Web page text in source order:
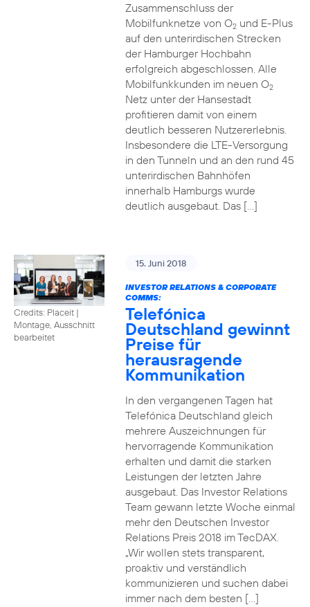
Zusammenschluss der
Mobilfunknetze von O2und E-Plus
auf den unterirdischen Strecken
der Hamburger Hochbahn
erfolgreich abgeschlossen. Alle
Mobilfunkkunden im neuen O2
Netz unter der Hansestadt
profitieren damit von einem
deutlich besseren Nutzererlebnis.
Insbesondere die LTE-Versorgung
in den Tunneln und an den rund 45
unterirdischen Bahnhöfen
innerhalb Hamburgs wurde
deutlich ausgebaut. Das […]
Credits: Placeit |
Montage, Ausschnitt
bearbeitet
15. Juni 2018
INVESTOR RELATIONS & CORPORATE
COMMS:
Telefónica
Deutschland gewinnt
Preise für
herausragende
Kommunikation
In den vergangenen Tagen hat
Telefónica Deutschland gleich
mehrere Auszeichnungen für
hervorragende Kommunikation
erhalten und damit die starken
Leistungen der letzten Jahre
ausgebaut. Das Investor Relations
Team gewann letzte Woche einmal
mehr den Deutschen Investor
Relations Preis 2018 im TecDAX.
„Wir wollen stets transparent,
proaktiv und verständlich
kommunizieren und suchen dabei
immer nach dem besten […]